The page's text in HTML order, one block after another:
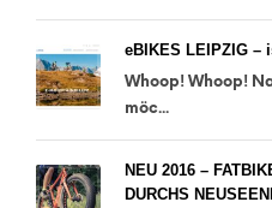
eBIKES LEIPZIG –
Whoop! Whoop!
möc...
NEU 2016 –
DURCHS